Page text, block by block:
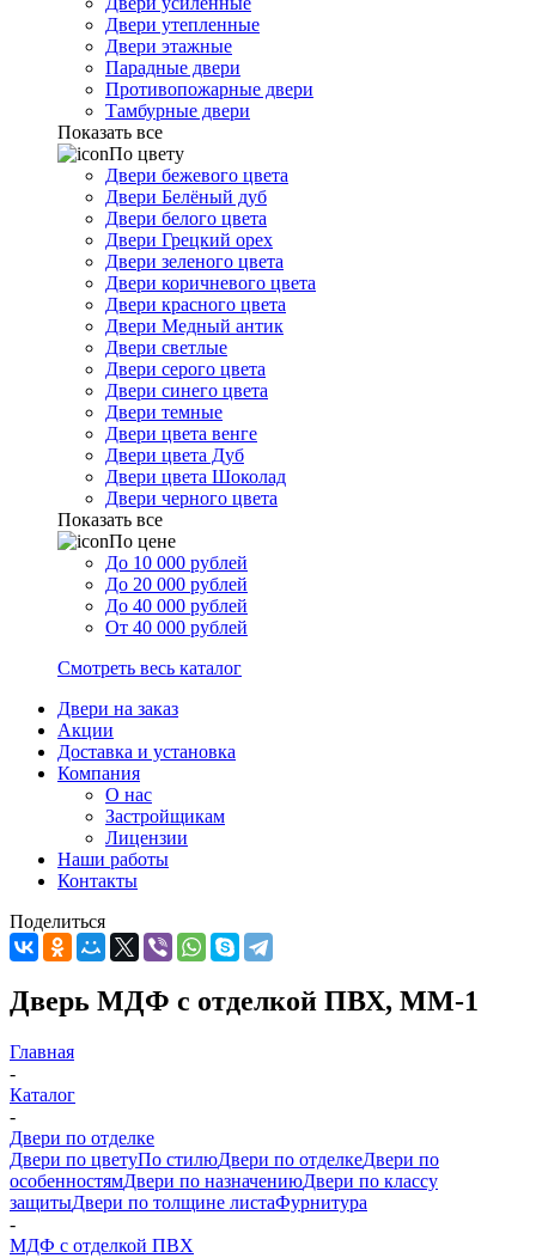
Двери утепленные
Двери этажные
Парадные двери
Противопожарные двери
Тамбурные двери
Показать все
По цвету
Двери бежевого цвета
Двери Белёный дуб
Двери белого цвета
Двери Грецкий орех
Двери зеленого цвета
Двери коричневого цвета
Двери красного цвета
Двери Медный антик
Двери светлые
Двери серого цвета
Двери синего цвета
Двери темные
Двери цвета венге
Двери цвета Дуб
Двери цвета Шоколад
Двери черного цвета
Показать все
По цене
До 10 000 рублей
До 20 000 рублей
До 40 000 рублей
От 40 000 рублей
Смотреть весь каталог
Двери на заказ
Акции
Доставка и установка
Компания
О нас
Застройщикам
Лицензии
Наши работы
Контакты
Поделиться
Дверь МДФ с отделкой ПВХ, ММ-1
Главная
-
Каталог
-
Двери по отделке
Двери по цветуПо стилюДвери по отделкеДвери по
особенностямДвери по назначениюДвери по классу
защитыДвери по толщине листаФурнитура
-
МДФ с отделкой ПВХ